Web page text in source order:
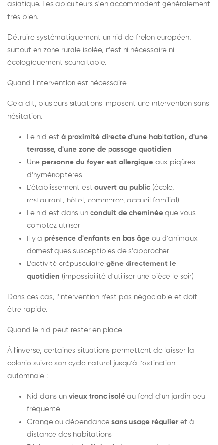
asiatique. Les apiculteurs s'en accommodent généralement
très bien.
Détruire systématiquement un nid de frelon européen,
surtout en zone rurale isolée, n'est ni nécessaire ni
écologiquement souhaitable.
Quand l'intervention est nécessaire
Cela dit, plusieurs situations imposent une intervention sans
hésitation.
Le nid est à proximité directe d'une habitation, d'une
terrasse, d'une zone de passage quotidien
Une personne du foyer est allergique aux piqûres
d'hyménoptères
L'établissement est ouvert au public (école,
restaurant, hôtel, commerce, accueil familial)
Le nid est dans un conduit de cheminée que vous
comptez utiliser
Il y a présence d'enfants en bas âge ou d'animaux
domestiques susceptibles de s'approcher
L'activité crépusculaire gêne directement le
quotidien (impossibilité d'utiliser une pièce le soir)
Dans ces cas, l'intervention n'est pas négociable et doit
être rapide.
Quand le nid peut rester en place
À l'inverse, certaines situations permettent de laisser la
colonie suivre son cycle naturel jusqu'à l'extinction
automnale :
Nid dans un vieux tronc isolé au fond d'un jardin peu
fréquenté
Grange ou dépendance sans usage régulier et à
distance des habitations